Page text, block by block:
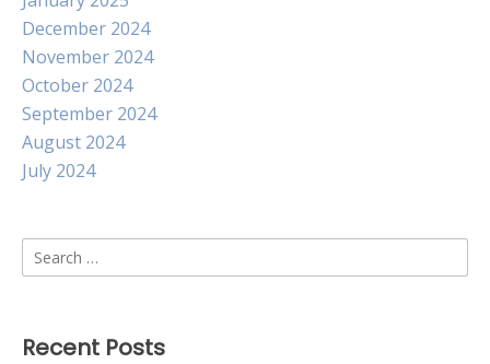
December 2024
November 2024
October 2024
September 2024
August 2024
July 2024
Search
for:
Recent Posts